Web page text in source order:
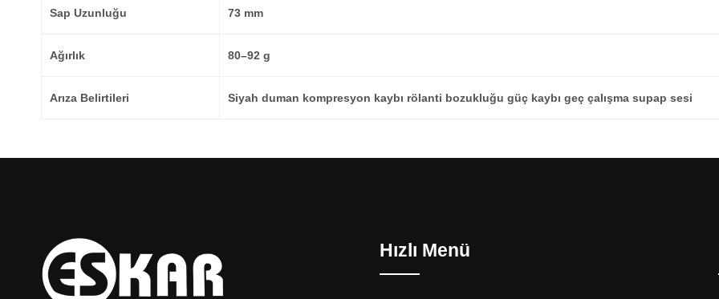
Sap Uzunluğu 73 mm
Ağırlık 80–92 g
Arıza Belirtileri Siyah duman kompresyon kaybı rölanti bozukluğu güç kaybı geç çalışma supap sesi
Hızlı Menü